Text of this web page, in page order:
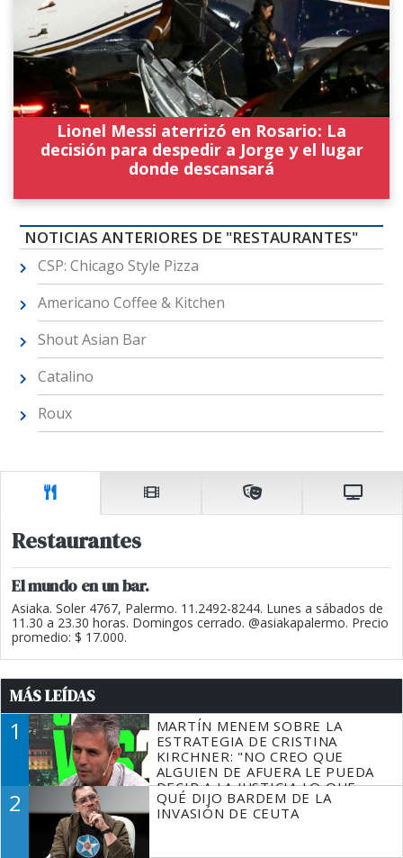
Lionel Messi aterrizó en Rosario: La
decisión para despedir a Jorge y el lugar
donde descansará
NOTICIAS ANTERIORES DE "RESTAURANTES"
CSP: Chicago Style Pizza
Americano Coffee & Kitchen
Shout Asian Bar
Catalino
Roux
Restaurantes
El mundo en un bar.
Asiaka. Soler 4767, Palermo. 11.2492-8244. Lunes a sábados de
11.30 a 23.30 horas. Domingos cerrado. @asiakapalermo. Precio
promedio: $ 17.000.
MÁS LEÍDAS
1
MARTÍN MENEM SOBRE LA
ESTRATEGIA DE CRISTINA
KIRCHNER: "NO CREO QUE
ALGUIEN DE AFUERA LE PUEDA
DECIR A LA JUSTICIA LO QUE
TIENE QUE HACER"
2
QUÉ DIJO BARDEM DE LA
INVASIÓN DE CEUTA